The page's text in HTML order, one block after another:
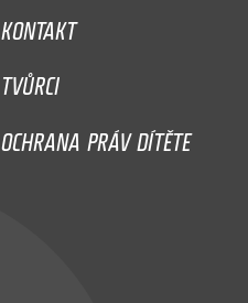
KONTAKT
TVŮRCI
OCHRANA PRÁV DÍTĚTE